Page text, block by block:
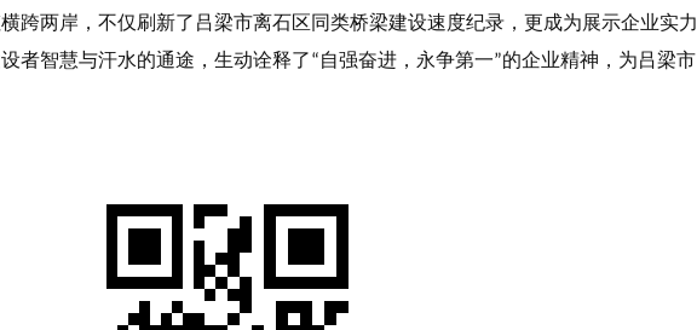
跨两岸，不仅刷新了吕梁市离石区同类桥梁建设速度纪录，更成为展示企业实力
者智慧与汗水的通途，生动诠释了“自强奋进，永争第一”的企业精神，为吕梁市